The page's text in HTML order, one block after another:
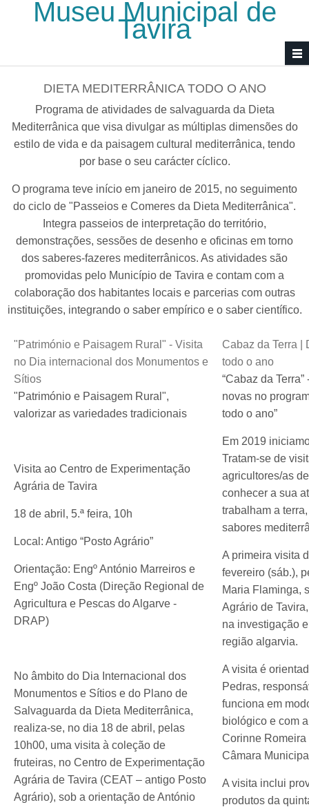
Passar para o conteúdo principal
Museu Municipal de
Tavira
DIETA MEDITERRÂNICA TODO O ANO
Programa de atividades de salvaguarda da Dieta
Mediterrânica que visa divulgar as múltiplas dimensões do
estilo de vida e da paisagem cultural mediterrânica, tendo
por base o seu carácter cíclico.
O programa teve início em janeiro de 2015, no seguimento
do ciclo de "Passeios e Comeres da Dieta Mediterrânica".
Integra passeios de interpretação do território,
demonstrações, sessões de desenho e oficinas em torno
dos saberes-fazeres mediterrânicos. As atividades são
promovidas pelo Município de Tavira e contam com a
colaboração dos habitantes locais e parcerias com outras
instituições, integrando o saber empírico e o saber científico.
"Património e Paisagem Rural" - Visita
no Dia internacional dos Monumentos e
Sítios
"Património e Paisagem Rural",
valorizar as variedades tradicionais
Visita ao Centro de Experimentação
Agrária de Tavira
18 de abril, 5.ª feira, 10h
Local: Antigo “Posto Agrário”
Orientação: Engº António Marreiros e
Engº João Costa (Direção Regional de
Agricultura e Pescas do Algarve -
DRAP)
No âmbito do Dia Internacional dos
Monumentos e Sítios e do Plano de
Salvaguarda da Dieta Mediterrânica,
realiza-se, no dia 18 de abril, pelas
10h00, uma visita à coleção de
fruteiras, no Centro de Experimentação
Agrária de Tavira (CEAT – antigo Posto
Agrário), sob a orientação de António
Cabaz da Terra |
todo o ano
“Cabaz da
novas no
todo o ano”
Em 2019
Tratam-se de
agricultores/as
conhecer a sua
trabalham a
sabores
A primeira visita
fevereiro (sáb.),
Maria Flaminga,
Agrário de
na investigação
região algarvia.
A visita é
Pedras,
funciona em
biológico e com
Corinne
Câmara
A visita inclui
produtos da